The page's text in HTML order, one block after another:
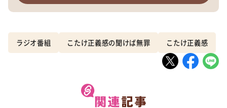
ラジオ番組 こたけ正義感の聞けば無罪 こたけ正義感